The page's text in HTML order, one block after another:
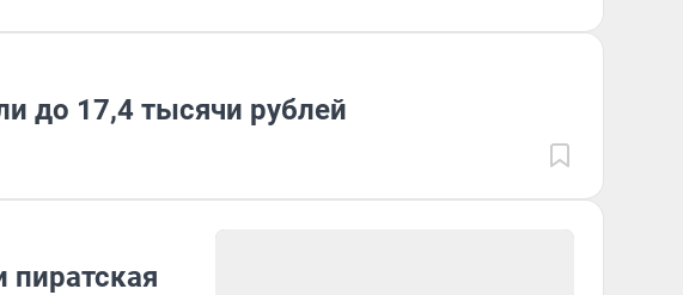
до 17,4 тысячи рублей